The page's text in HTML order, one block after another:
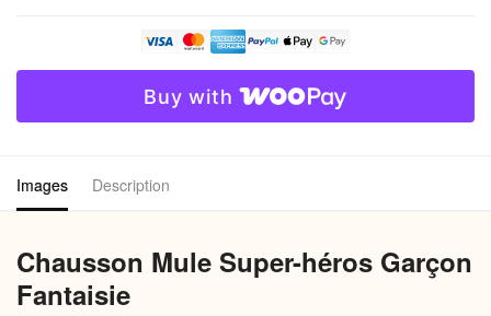
Garçon
Buy with
Images Description
Chausson Mule Super-héros Garçon
Fantaisie